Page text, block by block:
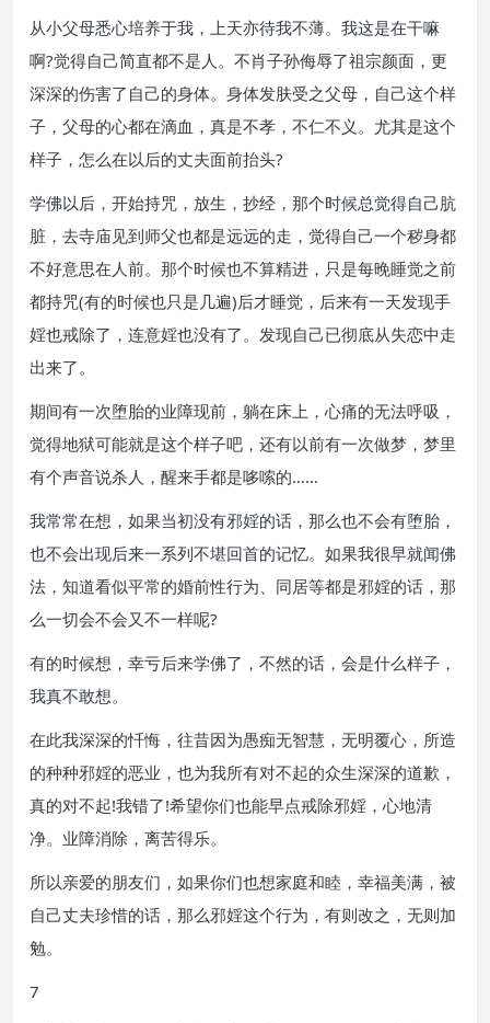
从小父母悉心培养于我，上天亦待我不薄。我这是在干嘛
啊?觉得自己简直都不是人。不肖子孙侮辱了祖宗颜面，更
深深的伤害了自己的身体。身体发肤受之父母，自己这个样
子，父母的心都在滴血，真是不孝，不仁不义。尤其是这个
样子，怎么在以后的丈夫面前抬头?
学佛以后，开始持咒，放生，抄经，那个时候总觉得自己肮
脏，去寺庙见到师父也都是远远的走，觉得自己一个秽身都
不好意思在人前。那个时候也不算精进，只是每晚睡觉之前
都持咒(有的时候也只是几遍)后才睡觉，后来有一天发现手
婬也戒除了，连意婬也没有了。发现自己已彻底从失恋中走
出来了。
期间有一次堕胎的业障现前，躺在床上，心痛的无法呼吸，
觉得地狱可能就是这个样子吧，还有以前有一次做梦，梦里
有个声音说杀人，醒来手都是哆嗦的……
我常常在想，如果当初没有邪婬的话，那么也不会有堕胎，
也不会出现后来一系列不堪回首的记忆。如果我很早就闻佛
法，知道看似平常的婚前性行为、同居等都是邪婬的话，那
么一切会不会又不一样呢?
有的时候想，幸亏后来学佛了，不然的话，会是什么样子，
我真不敢想。
在此我深深的忏悔，往昔因为愚痴无智慧，无明覆心，所造
的种种邪婬的恶业，也为我所有对不起的众生深深的道歉，
真的对不起!我错了!希望你们也能早点戒除邪婬，心地清
净。业障消除，离苦得乐。
所以亲爱的朋友们，如果你们也想家庭和睦，幸福美满，被
自己丈夫珍惜的话，那么邪婬这个行为，有则改之，无则加
勉。
7